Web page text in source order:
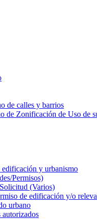
de calles y barrios
de Zonificación de Uso de
y urbanismo
Permisos)
(Varios)
de edificación y/o
urbano
autorizados